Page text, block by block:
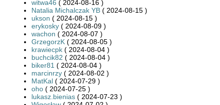
witwa46 ( 2024-08-16 )
Natalia Michalczak YB ( 2024-08-15 )
ukson ( 2024-08-15 )
erykosky ( 2024-08-09 )
wachon ( 2024-08-07 )
GrzegorzK ( 2024-08-05 )
krawiecpk ( 2024-08-04 )
buchcik82 ( 2024-08-04 )
biker81 ( 2024-08-04 )
marcinrzy ( 2024-08-02 )
MatKal ( 2024-07-29 )
oho ( 2024-07-25 )
lukasz.bienias ( 2024-07-23 )